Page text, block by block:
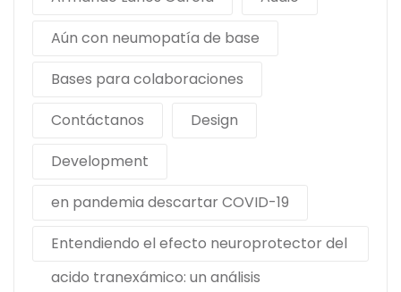
Aún con neumopatía de base
Bases para colaboraciones
Contáctanos
Design
Development
en pandemia descartar COVID-19
Entendiendo el efecto neuroprotector del
acido tranexámico: un análisis